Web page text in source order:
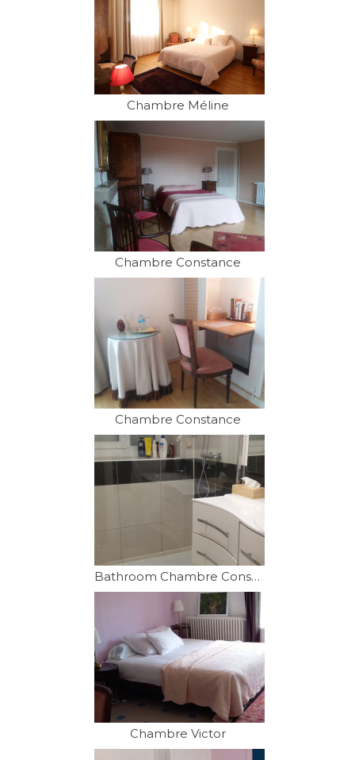
Chambre Méline
Chambre Constance
Chambre Constance
Bathroom Chambre Constance
Chambre Victor